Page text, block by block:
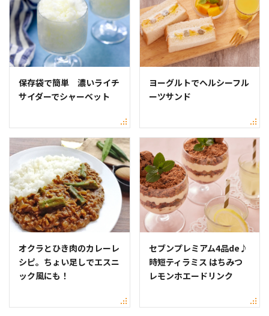
保存袋で簡単 濃いライチ
サイダーでシャーベット
ヨーグルトでヘルシーフル
ーツサンド
オクラとひき肉のカレーレ
シピ。ちょい足しでエスニ
ック風にも！
セブンプレミアム4品de♪
時短ティラミス はちみつ
レモンホエードリンク